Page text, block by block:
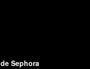
Sephora